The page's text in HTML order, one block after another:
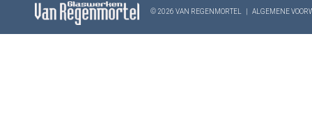
© 2026 VAN REGENMORTEL ALGEMENE